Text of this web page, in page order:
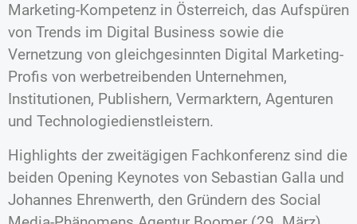
Marketing-Kompetenz in Österreich, das Aufspüren
von Trends im Digital Business sowie die
Vernetzung von gleichgesinnten Digital Marketing-
Profis von werbetreibenden Unternehmen,
Institutionen, Publishern, Vermarktern, Agenturen
und Technologiedienstleistern.
Highlights der zweitägigen Fachkonferenz sind die
beiden Opening Keynotes von Sebastian Galla und
Johannes Ehrenwerth, den Gründern des Social